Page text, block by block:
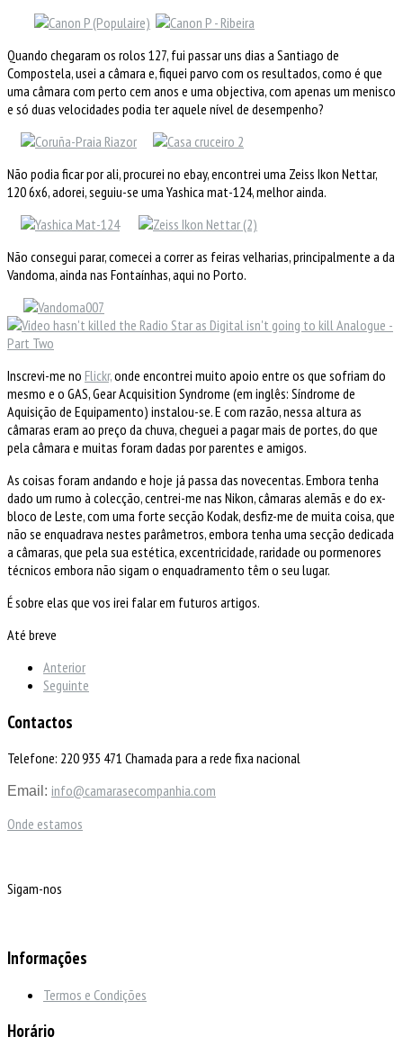
Quando chegaram os rolos 127, fui passar uns dias a Santiago de
Compostela, usei a câmara e, fiquei parvo com os resultados, como é que
uma câmara com perto cem anos e uma objectiva, com apenas um menisco
e só duas velocidades podia ter aquele nível de desempenho?
Não podia ficar por ali, procurei no ebay, encontrei uma Zeiss Ikon Nettar,
120 6x6, adorei, seguiu-se uma Yashica mat-124, melhor ainda.
Não consegui parar, comecei a correr as feiras velharias, principalmente a da
Vandoma, ainda nas Fontaínhas, aqui no Porto.
Inscrevi-me no Flickr,onde encontrei muito apoio entre os que sofriam do
mesmo e o GAS, Gear Acquisition Syndrome (em inglês: Síndrome de
Aquisição de Equipamento) instalou-se. E com razão, nessa altura as
câmaras eram ao preço da chuva, cheguei a pagar mais de portes, do que
pela câmara e muitas foram dadas por parentes e amigos.
As coisas foram andando e hoje já passa das novecentas. Embora tenha
dado um rumo à colecção, centrei-me nas Nikon, câmaras alemãs e do ex-
bloco de Leste, com uma forte secção Kodak, desfiz-me de muita coisa, que
não se enquadrava nestes parâmetros, embora tenha uma secção dedicada
a câmaras, que pela sua estética, excentricidade, raridade ou pormenores
técnicos embora não sigam o enquadramento têm o seu lugar.
É sobre elas que vos irei falar em futuros artigos.
Até breve
Anterior
Seguinte
Contactos
Telefone: 220 935 471 Chamada para a rede fixa nacional
Email: info@camarasecompanhia.com
Onde estamos
Sigam-nos
Informações
Termos e Condições
Horário